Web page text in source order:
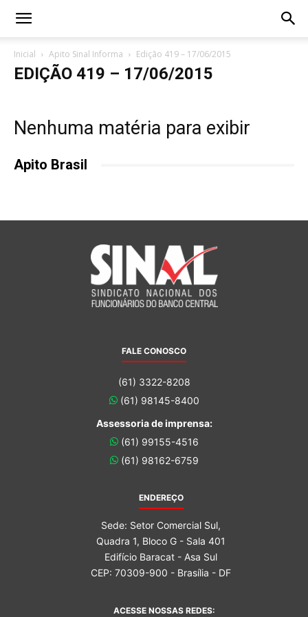
Inicial Apito Sinal Informa Edição 419 – 17/06/2015
EDIÇÃO 419 – 17/06/2015
Nenhuma matéria para exibir
Apito Brasil
FALE CONOSCO
(61) 3322-8208
(61) 98145-8400
Assessoria de imprensa:
(61) 99155-4516
(61) 98162-6759
ENDEREÇO
Sede: Setor Comercial Sul,
Quadra 1, Bloco G - Sala 401
Edifício Baracat - Asa Sul
CEP: 70309-900 - Brasília - DF
ACESSE NOSSAS REDES: